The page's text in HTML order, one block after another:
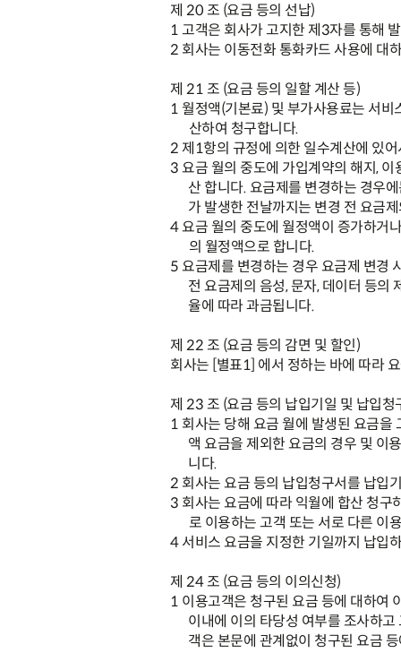
제 20조 (요금 등의 선납)
1고객은 회사가 고지한 제 3자를 통해
2 회사는 이동전화 통화카드 사용에 대
제 21조 (요금 등의 일할 계산 등)
1월정액(기본료) 및 부가사용료는 서비
산하여 청구합니다.
2제 1항의 규정에 의한 일수계산에 있
3요금 월의 중도에 가입계약의 해지,이
산 합니다.요금제를 변경하는 경우
가 발생한 전날까지는 변경 전 요금
4요금 월의 중도에 월정액이 증가하거
의 월정액으로 합니다.
5요금제를 변경하는 경우 요금제 변경
전 요금제의 음성,문자,데이터 등의
율에 따라 과금됩니다.
제 22조 (요금 등의 감면 및 할인)
회사는 [별표1] 에서 정하는 바에 따라
제 23조 (요금 등의 납입기일 및 납입청
1 회사는 당해 요금 월에 발생된 요금을
액 요금을 제외한 요금의 경우 및 이
니다.
2 회사는 요금 등의 납입청구서를 납입
3 회사는 요금에 따라 익월에 합산 청
로 이용하는 고객 또는 서로 다른 이
4서비스 요금을 지정한 기일까지 납입
제 24조 (요금 등의 이의신청)
1 이용고객은 청구된 요금 등에 대하여
이내에 이의 타당성 여부를 조사하
객은 본문에 관계없이 청구된 요금